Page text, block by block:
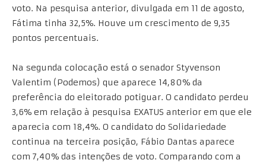
voto. Na pesquisa anterior, divulgada em 11 de agosto,
Fátima tinha 32,5%. Houve um crescimento de 9,35
pontos percentuais.
Na segunda colocação está o senador Styvenson
Valentim (Podemos) que aparece 14,80% da
preferência do eleitorado potiguar. O candidato perdeu
3,6% em relação à pesquisa EXATUS anterior em que ele
aparecia com 18,4%. O candidato do Solidariedade
continua na terceira posição, Fábio Dantas aparece
com 7,40% das intenções de voto. Comparando com a